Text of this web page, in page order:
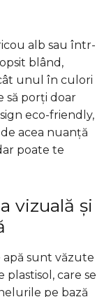
alb sau într-
blând,
unul în culori
să porți doar
eco-friendly,
acea nuanță
poate te
vizuală și
apă sunt văzute
plastisol, care se
pe bază